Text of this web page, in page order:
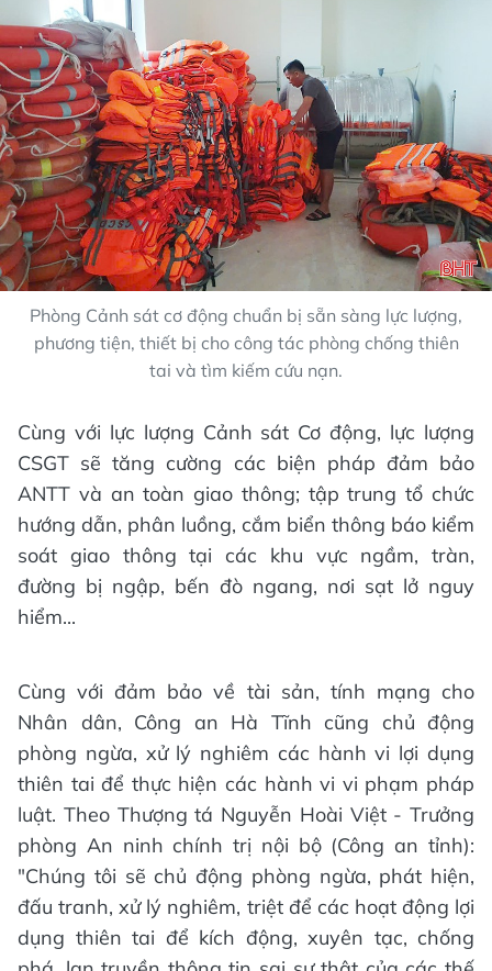
Phòng Cảnh sát cơ động chuẩn bị sẵn sàng lực lượng,
phương tiện, thiết bị cho công tác phòng chống thiên
tai và tìm kiếm cứu nạn.
Cùng với lực lượng Cảnh sát Cơ động, lực lượng
CSGT sẽ tăng cường các biện pháp đảm bảo
ANTT và an toàn giao thông; tập trung tổ chức
hướng dẫn, phân luồng, cắm biển thông báo kiểm
soát giao thông tại các khu vực ngầm, tràn,
đường bị ngập, bến đò ngang, nơi sạt lở nguy
hiểm...
Cùng với đảm bảo về tài sản, tính mạng cho
Nhân dân, Công an Hà Tĩnh cũng chủ động
phòng ngừa, xử lý nghiêm các hành vi lợi dụng
thiên tai để thực hiện các hành vi vi phạm pháp
luật. Theo Thượng tá Nguyễn Hoài Việt - Trưởng
phòng An ninh chính trị nội bộ (Công an tỉnh):
"Chúng tôi sẽ chủ động phòng ngừa, phát hiện,
đấu tranh, xử lý nghiêm, triệt để các hoạt động lợi
dụng thiên tai để kích động, xuyên tạc, chống